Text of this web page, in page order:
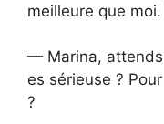
meilleure que
— Marina,
es sérieuse ?
?